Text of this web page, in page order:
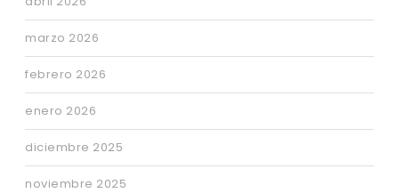
marzo 2026
febrero 2026
enero 2026
diciembre 2025
noviembre 2025